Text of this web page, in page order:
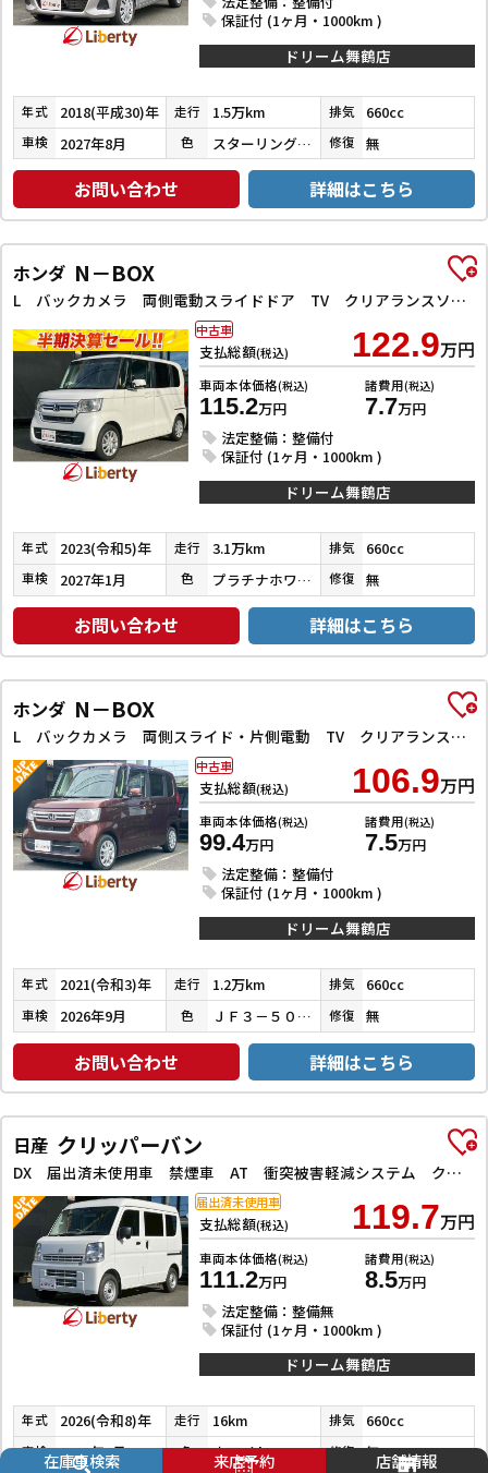
保証付 (1ヶ月・1000km )
ドリーム舞鶴店
年式 2018(平成30)年 走行 1.5万km 排気 660cc
車検 2027年8月 色 スターリングシルバーメタリック 修復 無
お問い合わせ 詳細はこちら
ホンダ N－BOX
L バックカメラ 両側電動スライドドア TV クリアランスソナー オートクルーズコントロール レーンアシスト 衝突被害軽減システム オートライト LEDヘッドランプ スマートキー アイドリングストップ
支払総額(税込) 122.9万円
車両本体価格(税込)
115.2万円
諸費用(税込)
7.7万円
法定整備：整備付
保証付 (1ヶ月・1000km )
中古車
ドリーム舞鶴店
年式 2023(令和5)年 走行 3.1万km 排気 660cc
車検 2027年1月 色 プラチナホワイトパール 修復 無
お問い合わせ 詳細はこちら
ホンダ N－BOX
L バックカメラ 両側スライド・片側電動 TV クリアランスソナー オートクルーズコントロール レーンアシスト 衝突被害軽減システム オートライト LEDヘッドランプ スマートキー アイドリングストップ
支払総額(税込) 106.9万円
車両本体価格(税込)
99.4万円
諸費用(税込)
7.5万円
法定整備：整備付
保証付 (1ヶ月・1000km )
中古車
ドリーム舞鶴店
年式 2021(令和3)年 走行 1.2万km 排気 660cc
車検 2026年9月 色 ＪＦ３－５０８１７８２ 修復 無
お問い合わせ 詳細はこちら
日産 クリッパーバン
DX 届出済未使用車 禁煙車 AT 衝突被害軽減システム クリアランスソナー レーンアシスト ETC 両側スライドドア アイドリングストップ オートライト ESC エアコン
支払総額(税込) 119.7万円
車両本体価格(税込)
111.2万円
諸費用(税込)
8.5万円
法定整備：整備無
保証付 (1ヶ月・1000km )
届出済未使用車
ドリーム舞鶴店
年式 2026(令和8)年 走行 16km 排気 660cc
車検 2028年3月 色 ホワイト 修復 無
在庫車検索 来店予約 店舗情報